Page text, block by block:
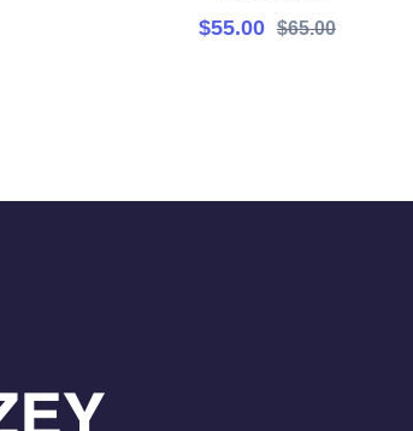
$65.00
$55.00